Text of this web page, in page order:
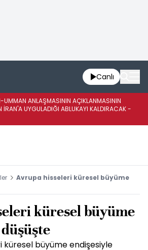
Canlı
UMMAN ANLAŞMASININ AÇIKLANMASININ
İRAN'A UYGULADIĞI ABLUKAYI KALDIRACAK -
Avrupa hisseleri küresel büyüme
küresel büyüme
küresel büyüme endişesiyle